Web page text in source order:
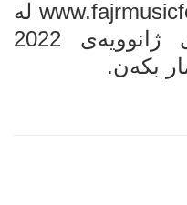
فێستیڤاڵ : www.fajrmusicfestival.com لە
22ی ژانوویە تا 28ی ژانوویەی 2022
بکەن.